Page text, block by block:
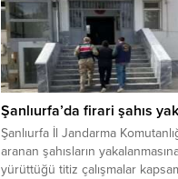
aralarında husumet bulunan iki
arasında henüz
Şanlıurfa’da firari şahıs
Şanlıurfa İl Jandarma
aranan şahısların
yürüttüğü titiz çalışmalar